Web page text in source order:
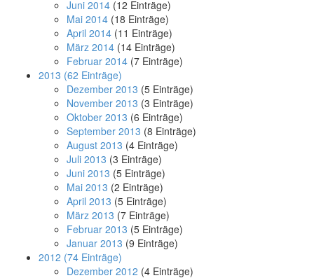
Juni 2014 (12 Einträge)
Mai 2014 (18 Einträge)
April 2014 (11 Einträge)
März 2014 (14 Einträge)
Februar 2014 (7 Einträge)
2013 (62 Einträge)
Dezember 2013 (5 Einträge)
November 2013 (3 Einträge)
Oktober 2013 (6 Einträge)
September 2013 (8 Einträge)
August 2013 (4 Einträge)
Juli 2013 (3 Einträge)
Juni 2013 (5 Einträge)
Mai 2013 (2 Einträge)
April 2013 (5 Einträge)
März 2013 (7 Einträge)
Februar 2013 (5 Einträge)
Januar 2013 (9 Einträge)
2012 (74 Einträge)
Dezember 2012 (4 Einträge)